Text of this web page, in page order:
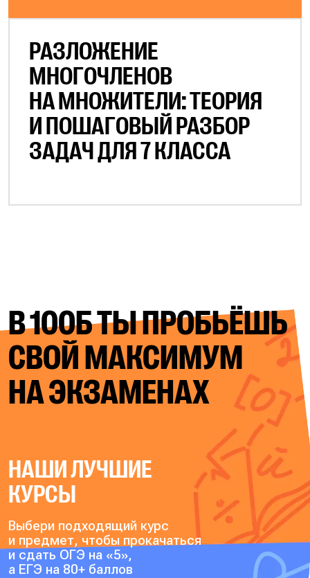
РАЗЛОЖЕНИЕ
МНОГОЧЛЕНОВ
НА МНОЖИТЕЛИ: ТЕОРИЯ
И ПОШАГОВЫЙ РАЗБОР
ЗАДАЧ ДЛЯ 7 КЛАССА
В 100Б ТЫ ПРОБЬЁШЬ
СВОЙМАКСИМУМ
НА ЭКЗАМЕНАХ
НАШИ ЛУЧШИЕ
КУРСЫ
Выбери подходящий курс
и предмет, чтобы прокачаться
и сдать ОГЭ на «5»,
а ЕГЭ на 80+ баллов